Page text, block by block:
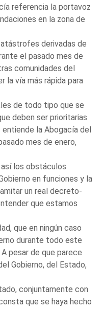
referencia la portavoz
en la zona de
derivadas de
el pasado mes de
comunidades del
la vía más rápida para
de todo tipo que se
deben ser prioritarias
la Abogacía del
mes de enero,
los obstáculos
en funciones y la
un real decreto-
que estamos
que en ningún caso
durante todo este
pesar de que parece
Gobierno, del Estado,
conjuntamente con
que se haya hecho